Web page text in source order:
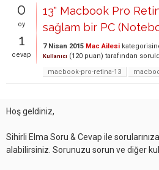
0
oy
1
cevap
13" Macbook Pro
sağlam bir PC
7 Nisan 2015 Mac Ailesi
Kullanıcı (120 puan) tarafından
macbook-pro-retina-13
Hoş geldiniz,
Sihirli Elma Soru & Cevap ile
alabilirsiniz. Sorunuzu sorun ve diğer